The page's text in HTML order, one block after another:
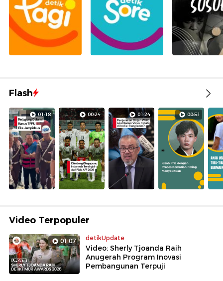
Flash
01:18 00:24 01:24 00:51
Video Terpopuler
01:07 detikUpdate
Video: Sherly Tjoanda Raih
Anugerah Program Inovasi
Pembangunan Terpuji